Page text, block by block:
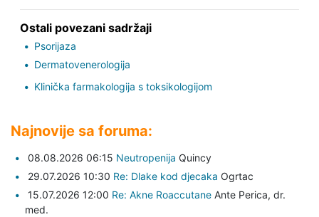
Ostali povezani sadržaji
Psorijaza
Dermatovenerologija
Klinička farmakologija s toksikologijom
Najnovije sa foruma:
08.08.2026 06:15 Neutropenija Quincy
29.07.2026 10:30 Re: Dlake kod djecaka Ogrtac
15.07.2026 12:00 Re: Akne Roaccutane Ante Perica, dr.
med.